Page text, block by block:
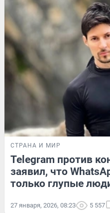
СТРАНА И МИР
Telegram против
заявил, что
только глупые
27 января, 2026, 08:23 5 557